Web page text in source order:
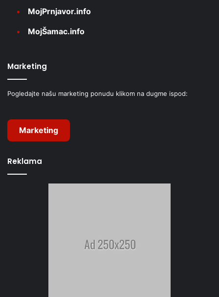
MojPrnjavor.info
MojŠamac.info
Marketing
Pogledajte našu marketing ponudu klikom na dugme ispod:
Marketing
Reklama